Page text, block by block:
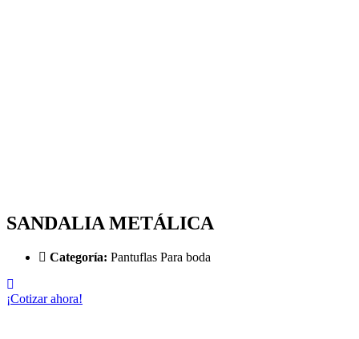
SANDALIA METÁLICA
Categoría: Pantuflas Para boda
¡Cotizar ahora!